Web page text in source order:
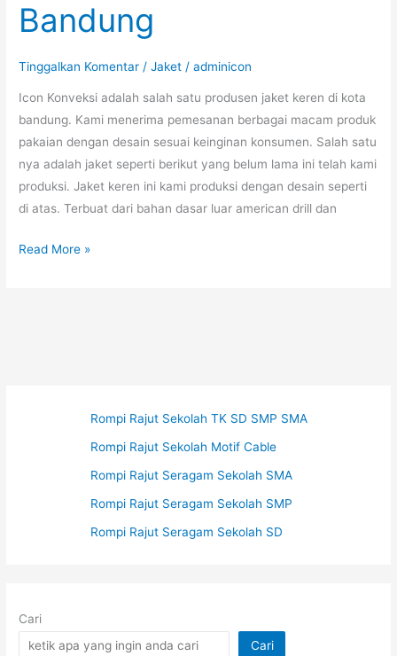
Bandung
Tinggalkan Komentar /Jaket /adminicon
Icon Konveksi adalah salah satu produsen jaket keren di kota
bandung. Kami menerima pemesanan berbagai macam produk
pakaian dengan desain sesuai keinginan konsumen. Salah satu
nya adalah jaket seperti berikut yang belum lama ini telah kami
produksi. Jaket keren ini kami produksi dengan desain seperti
di atas. Terbuat dari bahan dasar luar american drill dan
Konveksi
Read More »
Rompi Rajut Sekolah TK SD SMP SMA
Rompi Rajut Sekolah Motif Cable
Rompi Rajut Seragam Sekolah SMA
Rompi Rajut Seragam Sekolah SMP
Rompi Rajut Seragam Sekolah SD
Cari
Cari